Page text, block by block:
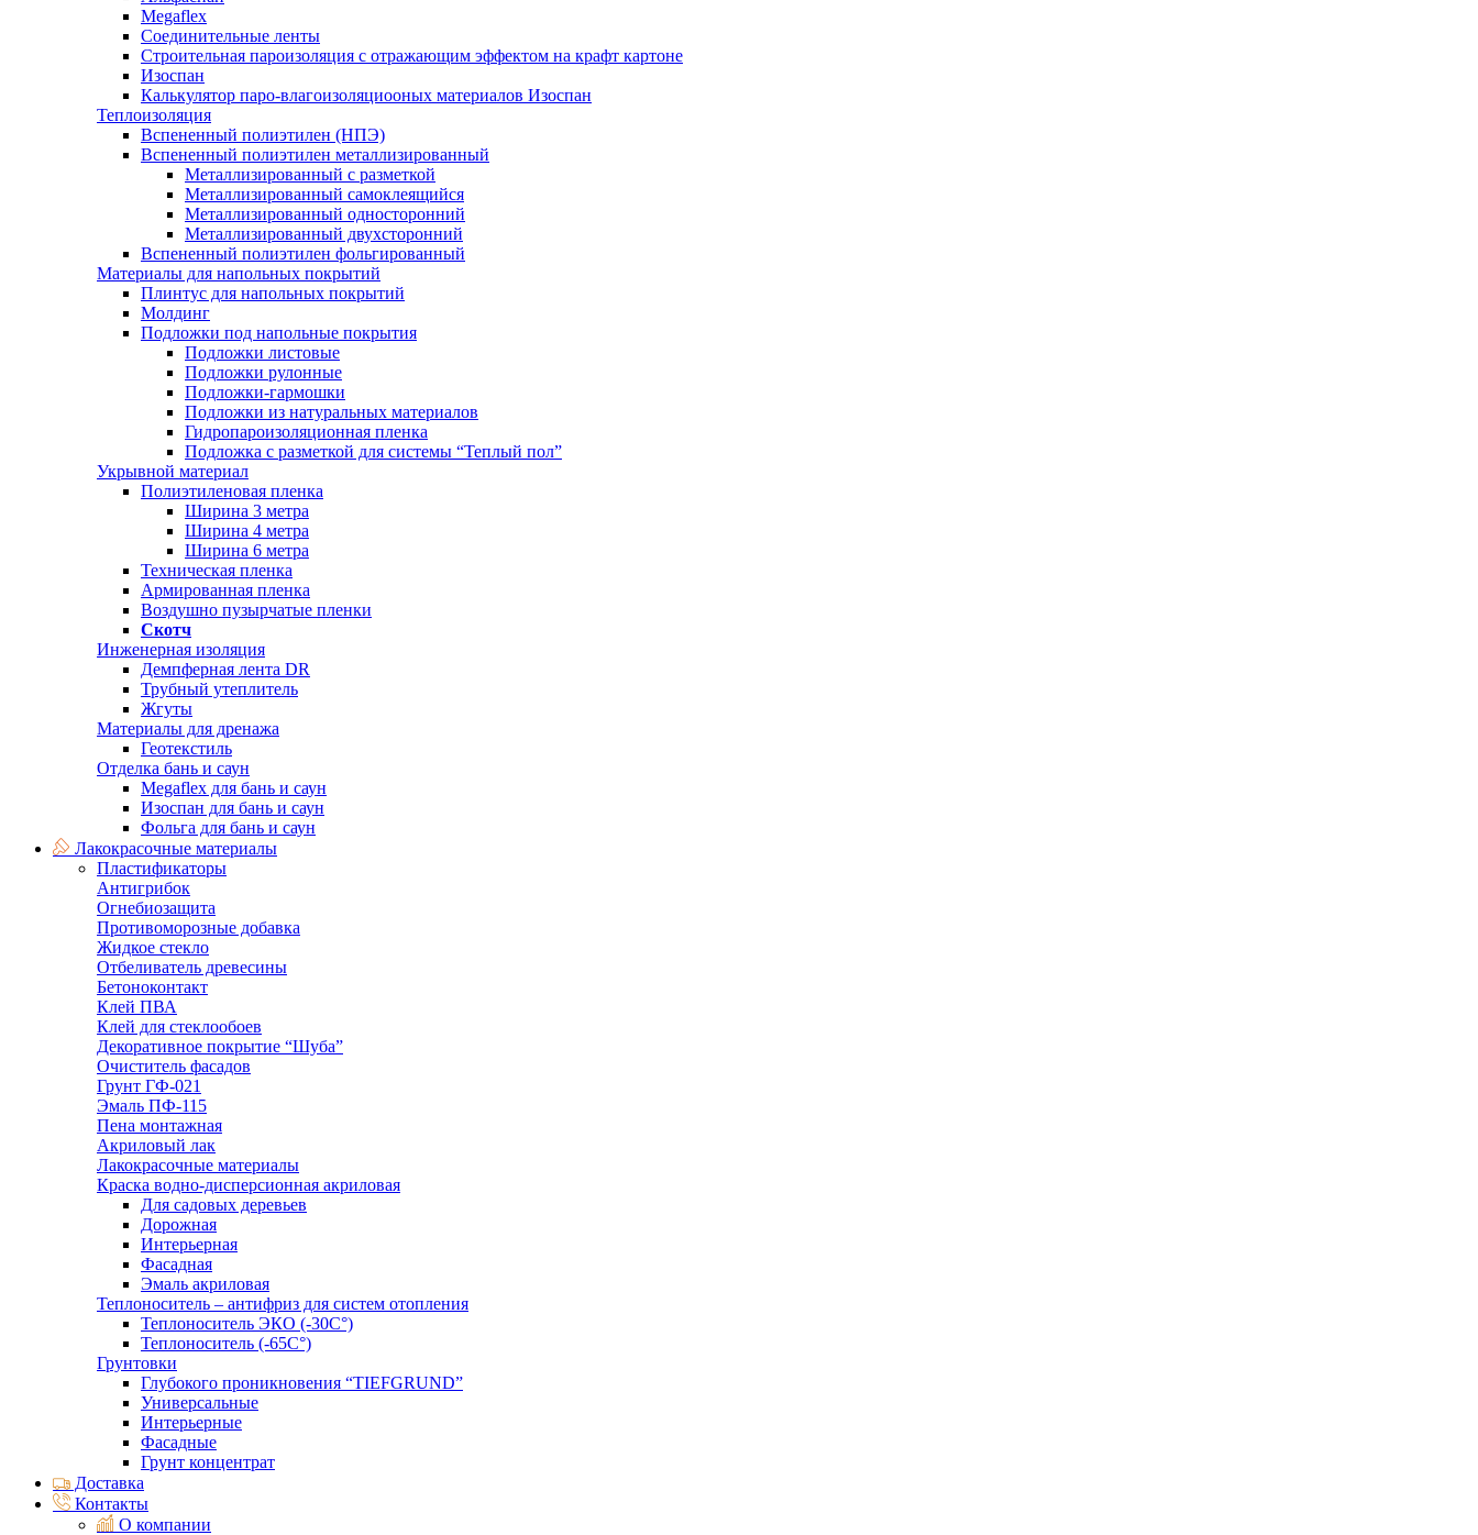
Megaflex
Соединительные ленты
Строительная пароизоляция с отражающим эффектом на крафт картоне
Изоспан
Калькулятор паро-влагоизоляциооных материалов Изоспан
Теплоизоляция
Вспененный полиэтилен (НПЭ)
Вспененный полиэтилен металлизированный
Металлизированный с разметкой
Металлизированный самоклеящийся
Металлизированный односторонний
Металлизированный двухсторонний
Вспененный полиэтилен фольгированный
Материалы для напольных покрытий
Плинтус для напольных покрытий
Молдинг
Подложки под напольные покрытия
Подложки листовые
Подложки рулонные
Подложки-гармошки
Подложки из натуральных материалов
Гидропароизоляционная пленка
Подложка с разметкой для системы “Теплый пол”
Укрывной материал
Полиэтиленовая пленка
Ширина 3 метра
Ширина 4 метра
Ширина 6 метра
Техническая пленка
Армированная пленка
Воздушно пузырчатые пленки
Скотч
Инженерная изоляция
Демпферная лента DR
Трубный утеплитель
Жгуты
Материалы для дренажа
Геотекстиль
Отделка бань и саун
Megaflex для бань и саун
Изоспан для бань и саун
Фольга для бань и саун
Лакокрасочные материалы
Пластификаторы
Антигрибок
Огнебиозащита
Противоморозные добавка
Жидкое стекло
Отбеливатель древесины
Бетоноконтакт
Клей ПВА
Клей для стеклообоев
Декоративное покрытие “Шуба”
Очиститель фасадов
Грунт ГФ-021
Эмаль ПФ-115
Пена монтажная
Акриловый лак
Лакокрасочные материалы
Краска водно-дисперсионная акриловая
Для садовых деревьев
Дорожная
Интерьерная
Фасадная
Эмаль акриловая
Теплоноситель – антифриз для систем отопления
Теплоноситель ЭКО (-30С°)
Теплоноситель (-65С°)
Грунтовки
Глубокого проникновения “TIEFGRUND”
Универсальные
Интерьерные
Фасадные
Грунт концентрат
Доставка
Контакты
О компании